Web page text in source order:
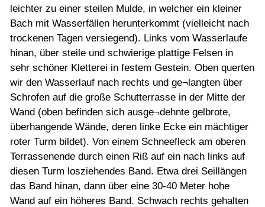
leichter zu einer steilen Mulde, in welcher ein kleiner
Bach mit Wasserfällen herunterkommt (vielleicht nach
trockenen Tagen versiegend). Links vom Wasserlaufe
hinan, über steile und schwierige plattige Felsen in
sehr schöner Kletterei in festem Gestein. Oben querten
wir den Wasserlauf nach rechts und ge¬langten über
Schrofen auf die große Schutterrasse in der Mitte der
Wand (oben befinden sich ausge¬dehnte gelbrote,
überhangende Wände, deren linke Ecke ein mächtiger
roter Turm bildet). Von einem Schneefleck am oberen
Terrassenende durch einen Riß auf ein nach links auf
diesen Turm losziehendes Band. Etwa drei Seillängen
das Band hinan, dann über eine 30-40 Meter hohe
Wand auf ein höheres Band. Schwach rechts gehalten